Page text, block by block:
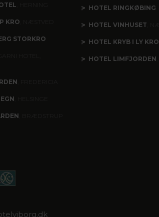
KRO
STORKRO
HOTEL RINGKØBING
HOTEL VINHUSET
HOTEL KRYB I LY KRO
HOTEL LIMFJORDEN